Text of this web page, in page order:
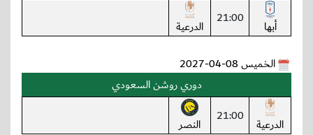
أبها 21:00 الدرعية
الخميس 08-04-2027
دوري روشن السعودي
الدرعية 21:00 النصر